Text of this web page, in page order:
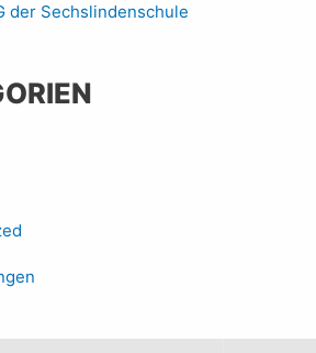
der Sechslindenschule